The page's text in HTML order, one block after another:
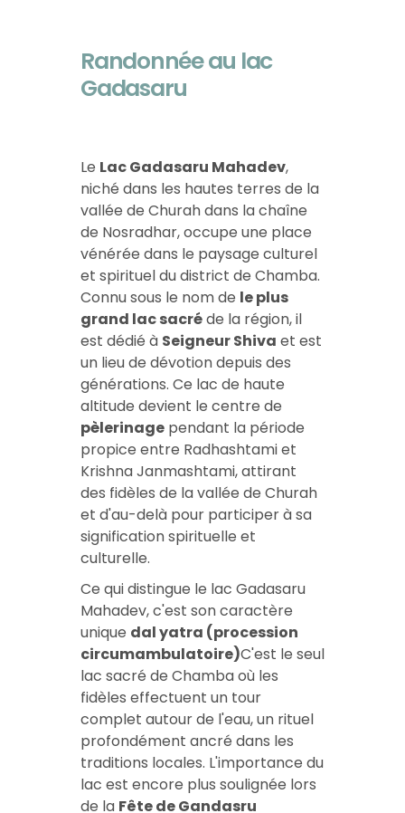
Randonnée au lac
Gadasaru
Le Lac Gadasaru Mahadev,
niché dans les hautes terres de la
vallée de Churah dans la chaîne
de Nosradhar, occupe une place
vénérée dans le paysage culturel
et spirituel du district de Chamba.
Connu sous le nom de le plus
grand lac sacréde la région, il
est dédié à Seigneur Shiva et est
un lieu de dévotion depuis des
générations. Ce lac de haute
altitude devient le centre de
pèlerinage pendant la période
propice entre Radhashtami et
Krishna Janmashtami, attirant
des fidèles de la vallée de Churah
et d'au-delà pour participer à sa
signification spirituelle et
culturelle.
Ce qui distingue le lac Gadasaru
Mahadev, c'est son caractère
unique dal yatra (procession
circumambulatoire)C'est le seul
lac sacré de Chamba où les
fidèles effectuent un tour
complet autour de l'eau, un rituel
profondément ancré dans les
traditions locales. L'importance du
lac est encore plus soulignée lors
de la Fête de Gandasru